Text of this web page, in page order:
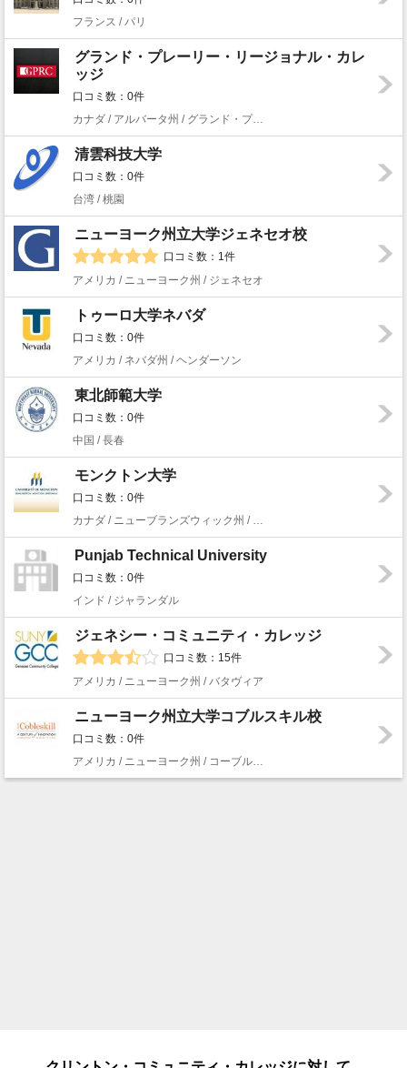
フランス / パリ
グランド・プレーリー・リージョナル・カレ
ッジ
口コミ数：0件
カナダ / アルバータ州 / グランド・プレーリー
清雲科技大学
口コミ数：0件
台湾 / 桃園
ニューヨーク州立大学ジェネセオ校
口コミ数：1件
アメリカ / ニューヨーク州 / ジェネセオ
トゥーロ大学ネバダ
口コミ数：0件
アメリカ / ネバダ州 / ヘンダーソン
東北師範大学
口コミ数：0件
中国 / 長春
モンクトン大学
口コミ数：0件
Punjab Technical University
口コミ数：0件
インド / ジャランダル
ジェネシー・コミュニティ・カレッジ
口コミ数：15件
アメリカ / ニューヨーク州 / バタヴィア
ニューヨーク州立大学コブルスキル校
口コミ数：0件